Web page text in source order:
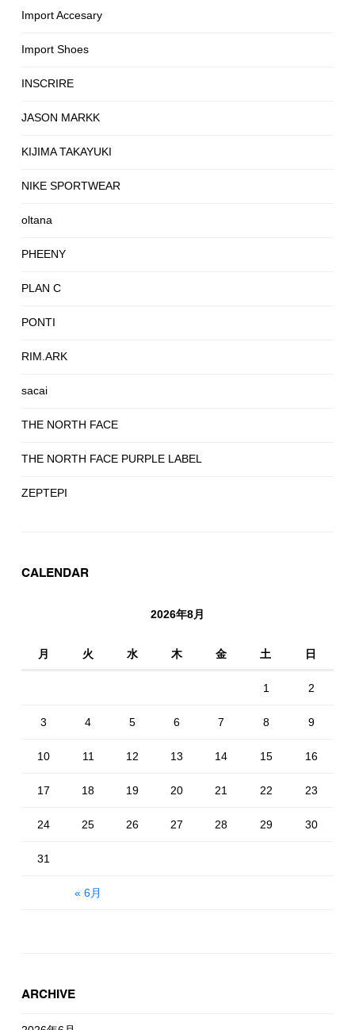
Import Accesary
Import Shoes
INSCRIRE
JASON MARKK
KIJIMA TAKAYUKI
NIKE SPORTWEAR
oltana
PHEENY
PLAN C
PONTI
RIM.ARK
sacai
THE NORTH FACE
THE NORTH FACE PURPLE LABEL
ZEPTEPI
CALENDAR
2026年8月
月 火 水 木 金 土 日
« 6月
1 2
3 4 5 6 7 8 9
10 11 12 13 14 15 16
17 18 19 20 21 22 23
24 25 26 27 28 29 30
31
ARCHIVE